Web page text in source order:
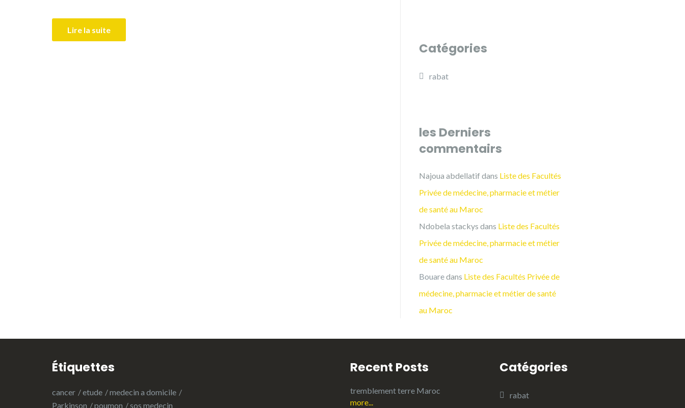
Lire la suite
Catégories
rabat
les Derniers
commentairs
Najoua abdellatif dans Liste des Facultés
Privée de médecine, pharmacie et métier
de santé au Maroc
Ndobela stackys dans Liste des Facultés
Privée de médecine, pharmacie et métier
de santé au Maroc
Bouaredans Liste des Facultés Privée de
médecine, pharmacie et métier de santé
au Maroc
Étiquettes
cancer etude
medecin a domicile
Parkinson
poumon sos medecin
Recent Posts
tremblement terre Maroc
more...
Catégories
rabat